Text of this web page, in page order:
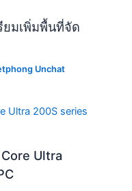
ยมเพิ่มพื้นที่จัด
Unchat
Ultra